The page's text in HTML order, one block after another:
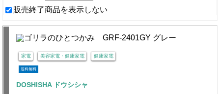
販売終了商品を表示しない
家電 美容家電・健康家電 健康家電
送料無料
DOSHISHA ドウシシャ